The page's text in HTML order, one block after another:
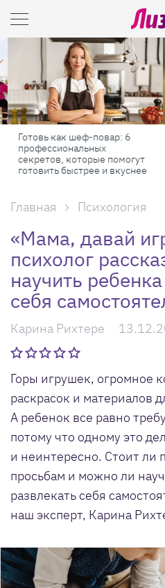
Готовь как шеф-повар: 6
профессиональных
секретов, которые помогут
готовить быстрее и вкуснее
Главная Психология
«Мама, давай
психолог
научить
себя
Карина Рихтере
Горы игрушек, огромное
раскрасок и материалов
А ребенок все равно
потому что одному это
и неинтересно. Стоит ли
просьбам и можно ли
развлекать себя
наш эксперт, Карина